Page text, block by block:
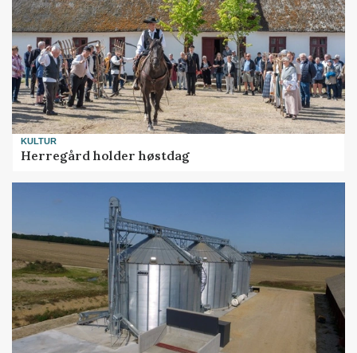
KULTUR
Herregård holder høstdag